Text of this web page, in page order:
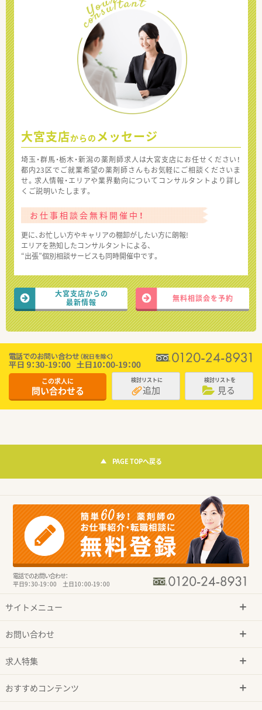
大宮支店からの メッセージ
埼玉・群馬・栃木・新潟の薬剤師求人は大宮支店にお任せください！
都内23区でご就業希望の薬剤師さんもお気軽にご相談くださいま
せ。求人情報・エリアや業界動向についてコンサルタントより詳し
くご説明いたします。
お仕事相談会無料開催中！
更に、お忙しい方やキャリアの棚卸がしたい方に朗報!
エリアを熟知したコンサルタントによる、
“出張”個別相談サービスも同時開催中です。
大宮支店からの
最新情報
無料相談会を予約
この求人に
問い合わせる
検討リストに
追加
検討リストを
見る
PAGE TOPへ戻る
電話でのお問い合わせ：
平日9：30-19：00 土日10：00-19：00
サイトメニュー
お問い合わせ
求人特集
おすすめコンテンツ